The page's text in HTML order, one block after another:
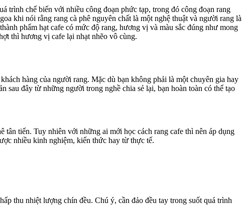
trình chế biến với nhiều công đoạn phức tạp, trong đó công đoạn rang
khi nói rằng rang cà phê nguyên chất là một nghệ thuật và người rang là
phẩm hạt cafe có mức độ rang, hương vị và màu sắc đúng như mong
thì hương vị cafe lại nhạt nhẽo vô cùng.
hàng của người rang. Mặc dù bạn không phải là một chuyên gia hay
sau đây từ những người trong nghề chia sẻ lại, bạn hoàn toàn có thể tạo
tân tiến. Tuy nhiên với những ai mới học cách rang cafe thì nên áp dụng
nhiều kinh nghiệm, kiến thức hay từ thực tế.
thu nhiệt lượng chín đều. Chú ý, cần đảo đều tay trong suốt quá trình